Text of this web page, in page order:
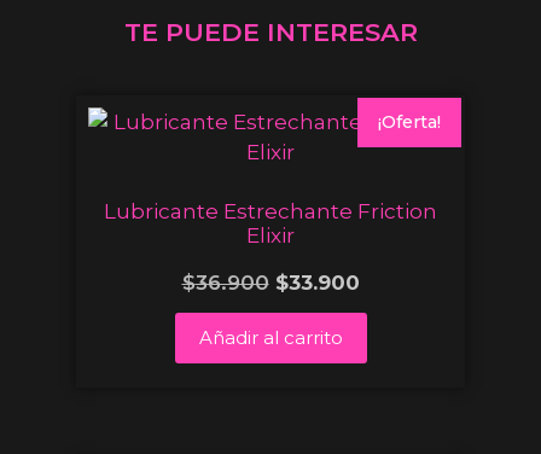
TE PUEDE INTERESAR
¡Oferta!
Lubricante Estrechante Friction
Elixir
$36.900 $33.900
Añadir al carrito